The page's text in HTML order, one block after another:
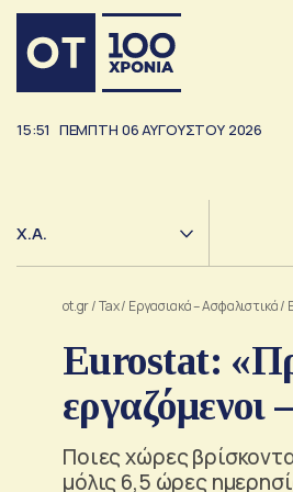
15:51 ΠΕΜΠΤΗ 06ΑΥΓΟΥΣΤΟΥ 2026
Χ.Α.
ot.gr/Tax/ Εργασιακά – Ασφαλιστικά/
Eurostat:
Ποιες χώρες
μόλις 6,5 ώρες